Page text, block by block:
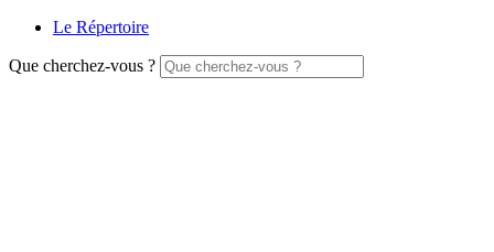
Le Répertoire
Que cherchez-vous ?